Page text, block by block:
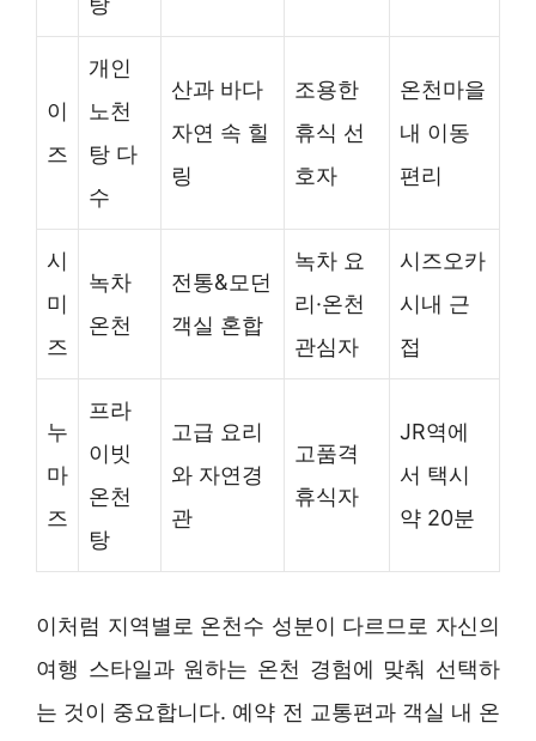
이
즈
개인
노천
탕 다
수
산과 바다
자연 속 힐
링
조용한
휴식 선
호자
온천마을
내 이동
편리
시
미
즈
녹차
온천
전통&모던
객실 혼합
녹차 요
리·온천
관심자
시즈오카
시내 근
접
누
마
즈
프라
이빗
온천
탕
고급 요리
와 자연경
관
고품격
휴식자
JR역에
서 택시
약 20분
이처럼 지역별로 온천수 성분이 다르므로 자신의
여행 스타일과 원하는 온천 경험에 맞춰 선택하
는 것이 중요합니다. 예약 전 교통편과 객실 내 온